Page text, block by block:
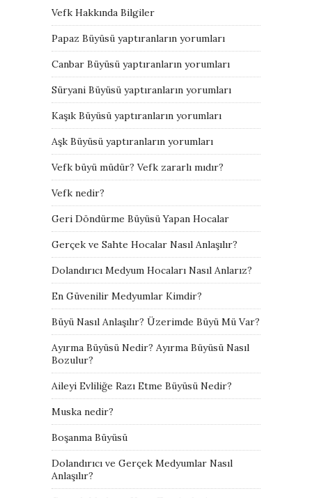
Vefk Hakkında Bilgiler
Papaz Büyüsü yaptıranların yorumları
Canbar Büyüsü yaptıranların yorumları
Süryani Büyüsü yaptıranların yorumları
Kaşık Büyüsü yaptıranların yorumları
Aşk Büyüsü yaptıranların yorumları
Vefk büyü müdür? Vefk zararlı mıdır?
Vefk nedir?
Geri Döndürme Büyüsü Yapan Hocalar
Gerçek ve Sahte Hocalar Nasıl Anlaşılır?
Dolandırıcı Medyum Hocaları Nasıl Anlarız?
En Güvenilir Medyumlar Kimdir?
Büyü Nasıl Anlaşılır? Üzerimde Büyü Mü Var?
Ayırma Büyüsü Nedir? Ayırma Büyüsü Nasıl
Bozulur?
Aileyi Evliliğe Razı Etme Büyüsü Nedir?
Muska nedir?
Boşanma Büyüsü
Dolandırıcı ve Gerçek Medyumlar Nasıl
Anlaşılır?